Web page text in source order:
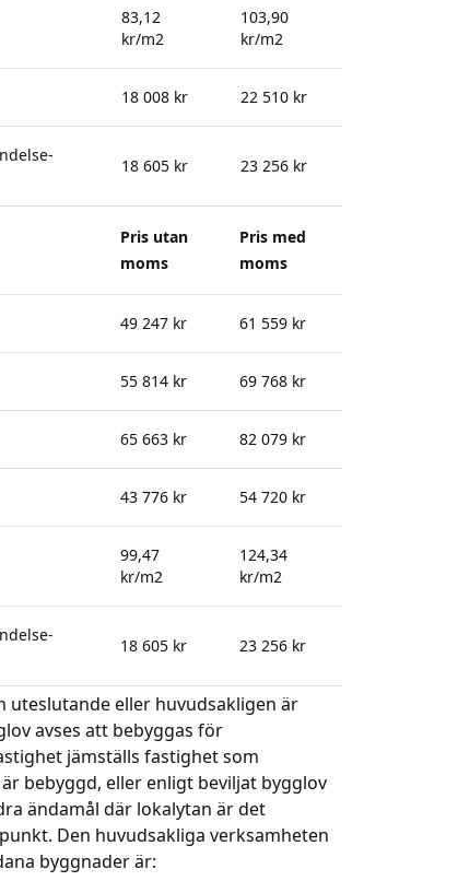
83,12
kr/m2
103,90
kr/m2
18 008 kr 22 510 kr
18 605 kr 23 256 kr
Pris utan
moms
Pris med
moms
49 247 kr 61 559 kr
55 814 kr 69 768 kr
65 663 kr 82 079 kr
43 776 kr 54 720 kr
99,47
kr/m2
124,34
kr/m2
18 605 kr 23 256 kr
uteslutande eller huvudsakligen är
avses att bebyggas för
jämställs fastighet som
bebyggd, eller enligt beviljat bygglov
ändamål där lokalytan är det
Den huvudsakliga verksamheten
byggnader är: